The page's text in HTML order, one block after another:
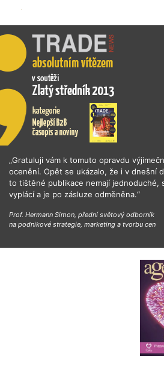
„Gratuluji vám k tomuto opravdu
ocenění. Opět se ukázalo, že i v dnešní
to tištěné publikace nemají jednoduché,
vyplácí a je po zásluze odměněna.“
Prof. Hermann Simon, přední světový odborník
na podnikové strategie, marketing a tvorbu cen